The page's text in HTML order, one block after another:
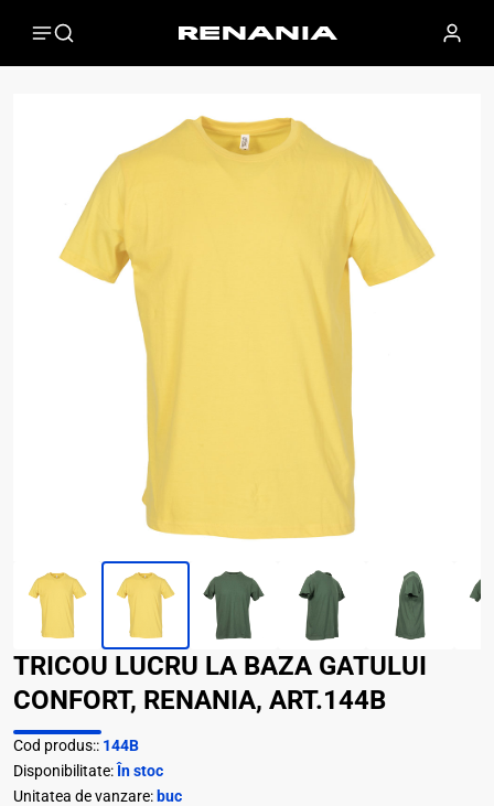
TRICOU LUCRU LA BAZA GATULUI
CONFORT, RENANIA, ART.144B
Cod produs:: 144B
Disponibilitate: În stoc
Unitatea de vanzare: buc